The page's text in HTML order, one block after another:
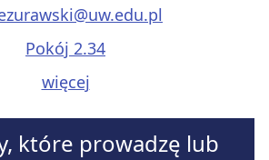
Pokój 2.34
więcej
które prowadzę lub